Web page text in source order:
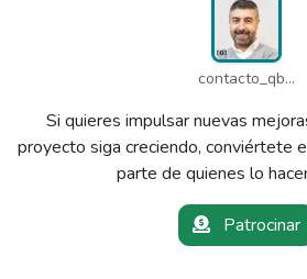
contacto_qbw
Si quieres impulsar nuevas
proyecto siga creciendo, conviértete
parte de quienes lo
Patrocinar